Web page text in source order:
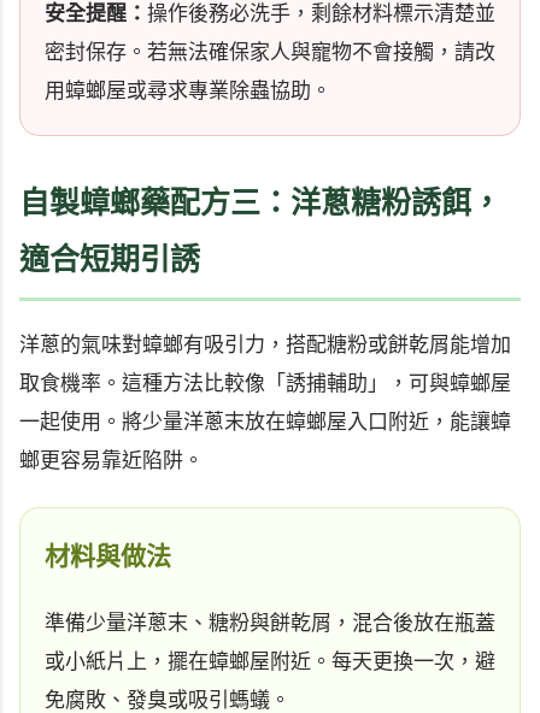
安全提醒： 操作後務必洗手，剩餘材料標示清楚並
密封保存。若無法確保家人與寵物不會接觸，請改
用蟑螂屋或尋求專業除蟲協助。
自製蟑螂藥配方三：洋蔥糖粉誘餌，
適合短期引誘
洋蔥的氣味對蟑螂有吸引力，搭配糖粉或餅乾屑能增加
取食機率。這種方法比較像「誘捕輔助」，可與蟑螂屋
一起使用。將少量洋蔥末放在蟑螂屋入口附近，能讓蟑
螂更容易靠近陷阱。
材料與做法
準備少量洋蔥末、糖粉與餅乾屑，混合後放在瓶蓋
或小紙片上，擺在蟑螂屋附近。每天更換一次，避
免腐敗、發臭或吸引螞蟻。